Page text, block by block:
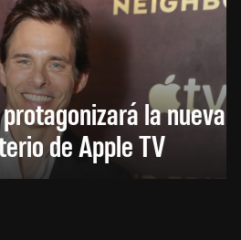
la nueva
de Apple TV